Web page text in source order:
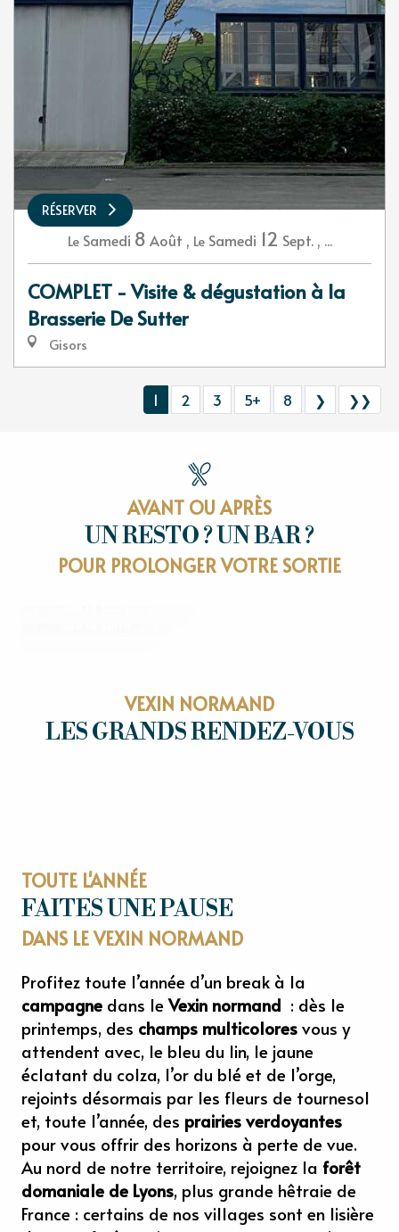
RÉSERVER
Le Samedi 8 Août , Le Samedi 12 Sept., ...
COMPLET - Visite & dégustation à la
Brasserie De Sutter
Gisors
1 2 3 5+ 8 ❯ ❯❯
AVANT OU APRÈS
UN RESTO ? UN BAR ?
POUR PROLONGER VOTRE SORTIE
RESTAURANTS
OÙ SORTIR
VEXIN NORMAND
LES GRANDS RENDEZ-VOUS
TOUTE L'ANNÉE
FAITES UNE PAUSE
DANS LE VEXIN NORMAND
Profitez toute l’année d’un break à la
campagne dans leVexin normand : dès le
printemps, des champs multicoloresvous y
attendent avec, le bleu du lin, le jaune
éclatant du colza, l’or du blé et de l’orge,
rejoints désormais par les fleurs de tournesol
et, toute l’année, des prairies verdoyantes
pour vous offrir des horizons à perte de vue.
Au nord de notre territoire, rejoignez la forêt
domaniale de Lyons, plus grande hêtraie de
France : certains de nos villages sont en lisière